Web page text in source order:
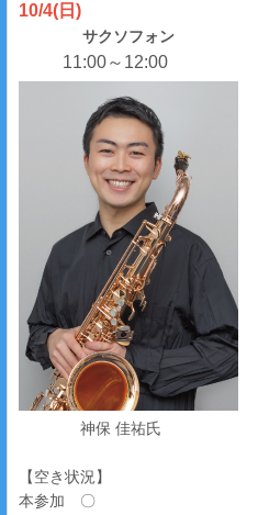
10/4(日)
サクソフォン
11:00～12:00
神保 佳祐氏
【空き状況】
本参加 〇